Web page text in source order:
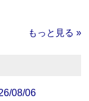
もっと見る »
08/06